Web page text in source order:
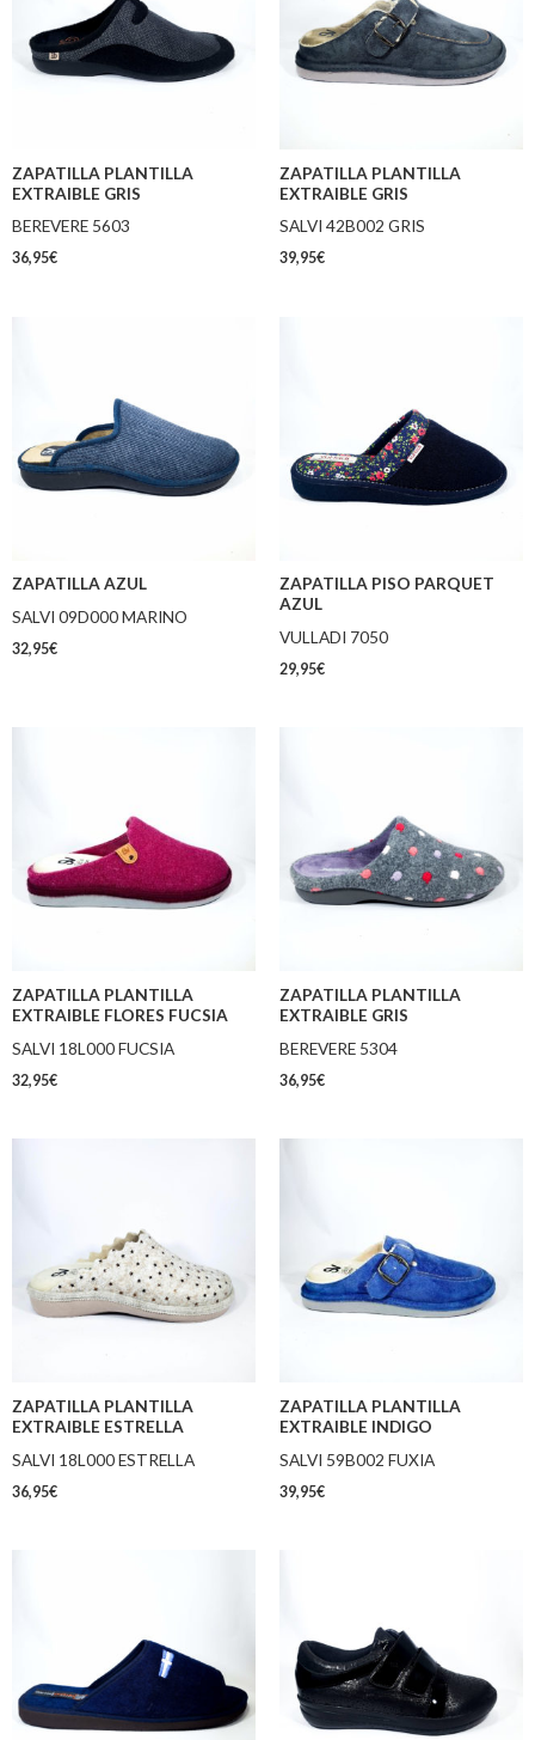
ZAPATILLA PLANTILLA
EXTRAIBLE GRIS
BEREVERE 5603
36,95€
ZAPATILLA PLANTILLA
EXTRAIBLE GRIS
SALVI 42B002 GRIS
39,95€
ZAPATILLA AZUL
SALVI 09D000 MARINO
32,95€
ZAPATILLA PISO PARQUET
AZUL
VULLADI 7050
29,95€
ZAPATILLA PLANTILLA
EXTRAIBLE FLORES FUCSIA
SALVI 18L000 FUCSIA
32,95€
ZAPATILLA PLANTILLA
EXTRAIBLE GRIS
BEREVERE 5304
36,95€
ZAPATILLA PLANTILLA
EXTRAIBLE ESTRELLA
SALVI 18L000 ESTRELLA
36,95€
ZAPATILLA PLANTILLA
EXTRAIBLE INDIGO
SALVI 59B002 FUXIA
39,95€